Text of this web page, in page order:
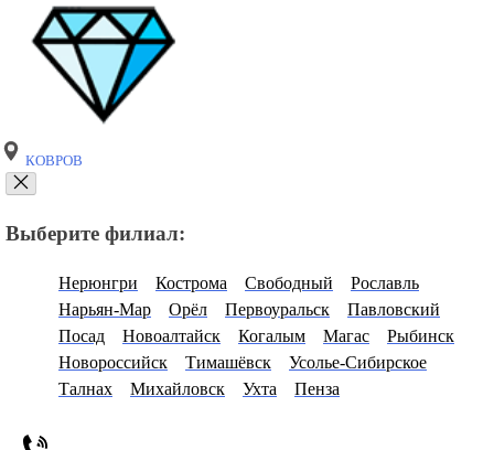
КОВРОВ
Выберите филиал:
Нерюнгри Кострома Свободный
Рославль
Нарьян-Мар
Орёл Первоуральск
Павловский
Посад
Новоалтайск Когалым Магас
Рыбинск
Новороссийск
Тимашёвск
Усолье-Сибирское
Талнах
Михайловск Ухта Пенза